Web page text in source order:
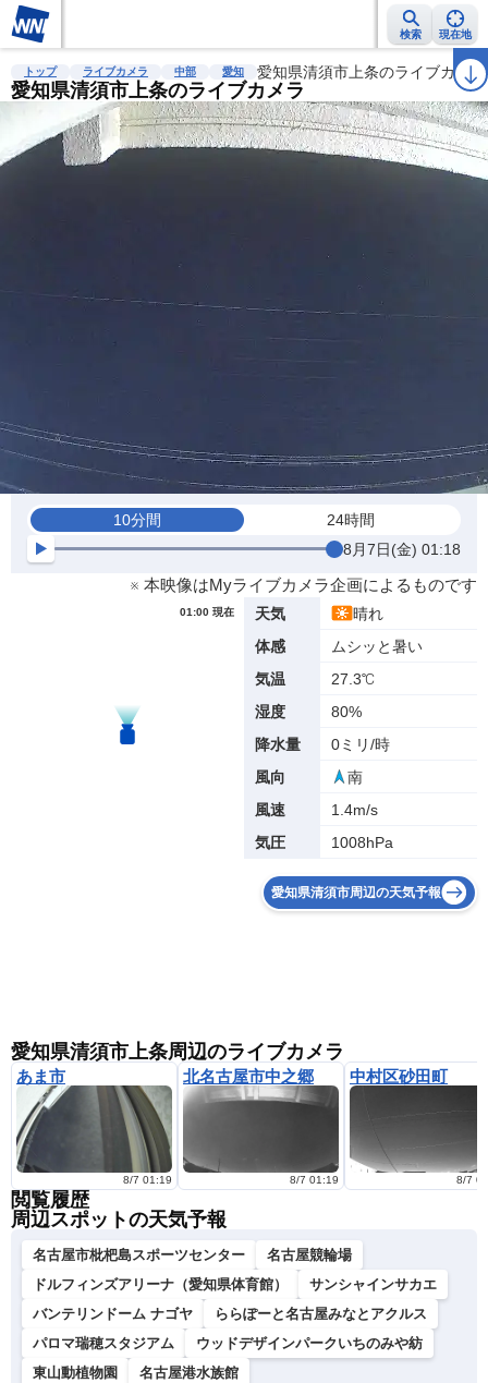
検索 現在地
雨雲レーダー 台風情報 地震情報 警報・注意報 2週間天気 ラ
トップ ライブカメラ 中部 愛知 愛知県清須市上条のライブカメラ
愛知県清須市上条のライブカメラ
10分間
24時間
8月7日(金) 01:18
※ 本映像はMyライブカメラ企画によるものです
01:00 現在 天気
晴れ
体感
ムシッと暑い
気温
27.3℃
湿度
80%
降水量
0ミリ/時
風向
南
風速
1.4m/s
気圧
1008hPa
愛知県清須市周辺の天気予報
愛知県清須市上条周辺のライブカメラ
あま市
8/7 01:19
北名古屋市中之郷
8/7 01:19
中村区砂田町
8/7
閲覧履歴
周辺スポットの天気予報
名古屋市枇杷島スポーツセンター
名古屋競輪場
ドルフィンズアリーナ（愛知県体育館）
サンシャインサカエ
バンテリンドーム ナゴヤ
ららぽーと名古屋みなとアクルス
パロマ瑞穂スタジアム
ウッドデザインパークいちのみや紡
東山動植物園
名古屋港水族館